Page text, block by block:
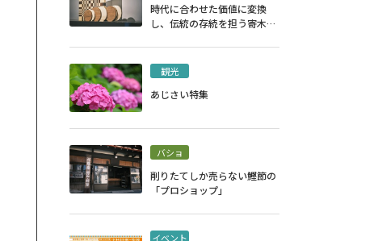
時代に合わせた価値に変換
し、伝統の存続を担う寄木細
観光
あじさい特集
バショ
削りたてしか売らない鰹節の
「プロショップ」
イベント